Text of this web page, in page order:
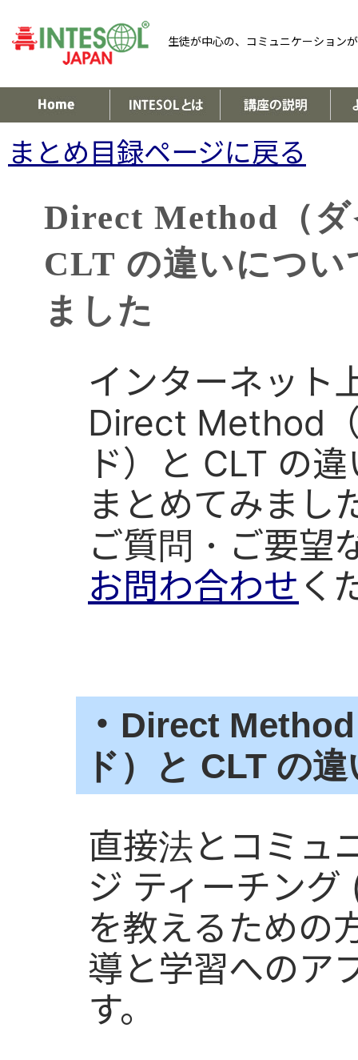
生徒が中心の、コミュニケーション
まとめ目録ページに戻る
Direct Method（
CLT の違いにつ
ました
インターネット
Direct Method
ド）と CLT の
まとめてみまし
ご質問・ご要望
お問わ合わせ く
・ Direct
ド）と CLT の違
直接法とコミュ
ジ ティーチン
を教えるための
導と学習へのア
す。